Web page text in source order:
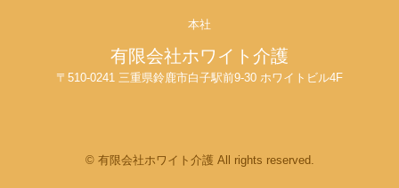
本社
有限会社ホワイト介護
〒510-0241 三重県鈴鹿市白子駅前9-30 ホワイトビル4F
© 有限会社ホワイト介護 All rights reserved.